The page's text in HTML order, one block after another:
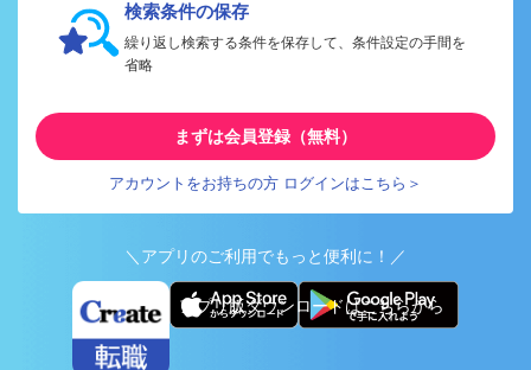
検索条件の保存
繰り返し検索する条件を保存して、条件設定の手間を
省略
まずは会員登録（無料）
アカウントをお持ちの方 ログインはこちら＞
＼アプリのご利用でもっと便利に！／
アプリ版ダウンロードはこちらから